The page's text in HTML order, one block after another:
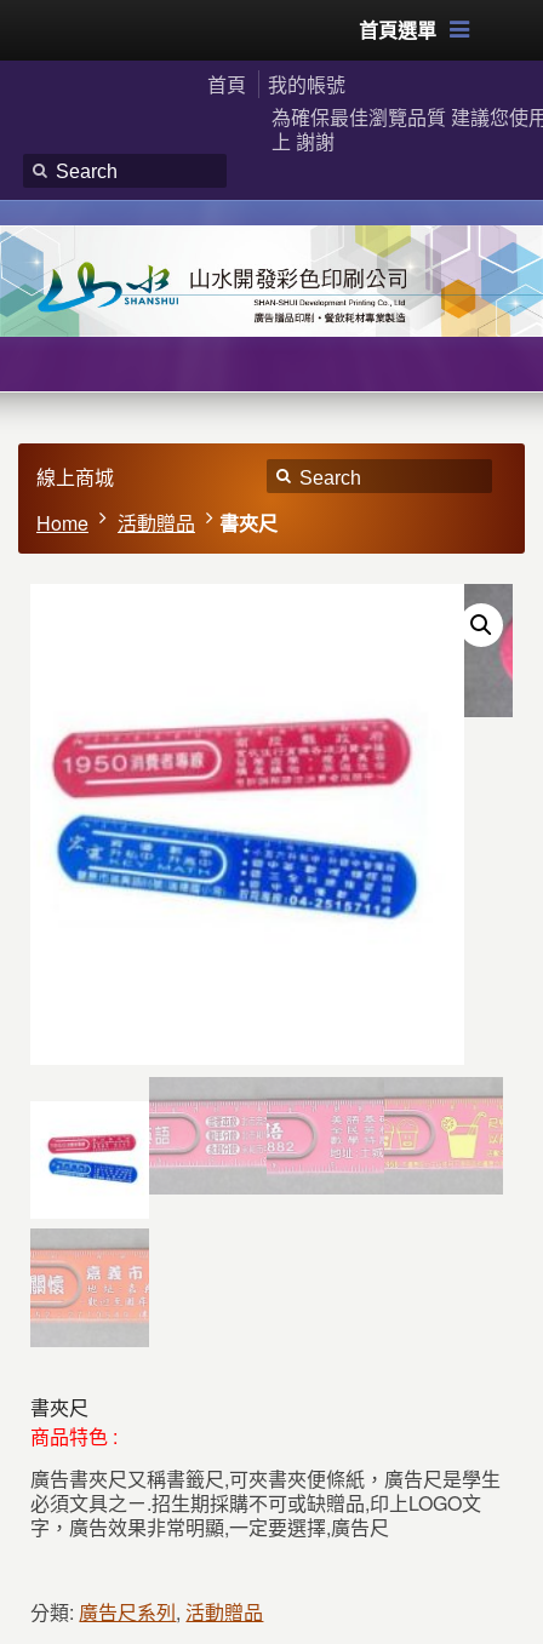
首頁選單
首頁
我的帳號
為確保最佳瀏覽品質 建議您使
上 謝謝
線上商城
Home
活動贈品 書夾尺
書夾尺
商品特色 :
廣告書夾尺又稱書籤尺,可夾書夾便條紙，廣告尺是學生
必須文具之ㄧ.招生期採購不可或缺贈品,印上LOGO文
字，廣告效果非常明顯,一定要選擇,廣告尺
分類: 廣告尺系列,活動贈品